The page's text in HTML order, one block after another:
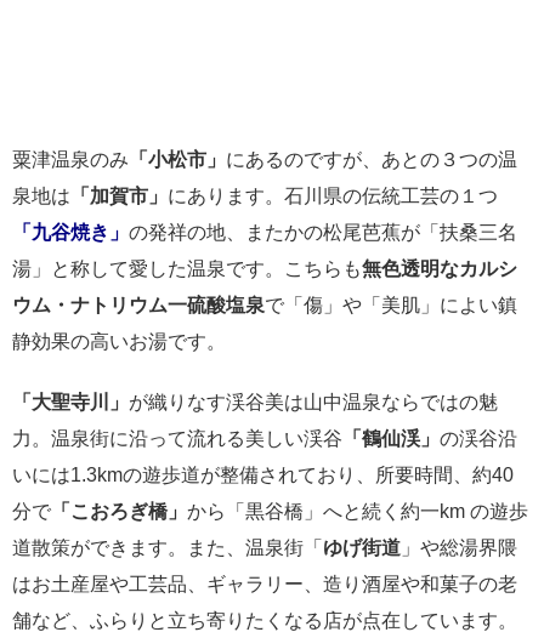
粟津温泉のみ 「小松市」 にあるのですが、あとの３つの温
泉地は 「加賀市」 にあります。石川県の伝統工芸の１つ
「九谷焼き」 の発祥の地、またかの松尾芭蕉が「扶桑三名
湯」と称して愛した温泉です。こちらも無色透明なカルシ
ウム・ナトリウム一硫酸塩泉で「傷」や「美肌」によい鎮
静効果の高いお湯です。
「大聖寺川」 が織りなす渓谷美は山中温泉ならではの魅
力。温泉街に沿って流れる美しい渓谷 「鶴仙渓」 の渓谷沿
いには1.3kmの遊歩道が整備されており、所要時間、約40
分で 「こおろぎ橋」 から「黒谷橋」へと続く約一km の遊歩
道散策ができます。また、温泉街「 ゆげ街道 」や総湯界隈
はお土産屋や工芸品、ギャラリー、造り酒屋や和菓子の老
舗など、ふらりと立ち寄りたくなる店が点在しています。